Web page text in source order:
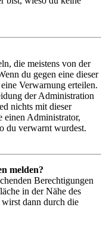
die meistens von der
du gegen eine dieser
Verwarnung erteilen.
der Administration
nichts mit dieser
einen Administrator,
du verwarnt wurdest.
melden?
Berechtigungen
in der Nähe des
dann durch die